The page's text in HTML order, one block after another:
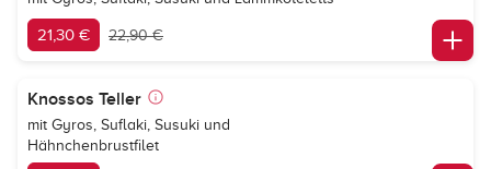
21,30 € 22,90 €
Knossos Teller
mit Gyros, Suflaki, Susuki und
Hähnchenbrustfilet